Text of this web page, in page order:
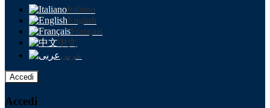
Italiano
English
Français
中文
عربى
Accedi
Accedi